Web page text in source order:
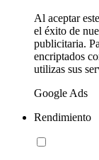
Al aceptar
el éxito de
publicitaria.
encriptados
utilizas sus
Google Ads
Rendimiento